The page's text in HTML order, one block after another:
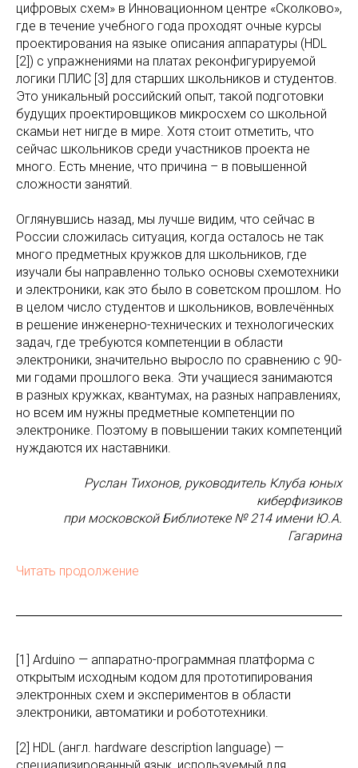
цифровых схем» в Инновационном центре «Сколково»,
где в течение учебного года проходят очные курсы
проектирования на языке описания аппаратуры (HDL
[2]) с упражнениями на платах реконфигурируемой
логики ПЛИС [3] для старших школьников и студентов.
Это уникальный российский опыт, такой подготовки
будущих проектировщиков микросхем со школьной
скамьи нет нигде в мире. Хотя стоит отметить, что
сейчас школьников среди участников проекта не
много. Есть мнение, что причина – в повышенной
сложности занятий.
Оглянувшись назад, мы лучше видим, что сейчас в
России сложилась ситуация, когда осталось не так
много предметных кружков для школьников, где
изучали бы направленно только основы схемотехники
и электроники, как это было в советском прошлом. Но
в целом число студентов и школьников, вовлечённых
в решение инженерно-технических и технологических
задач, где требуются компетенции в области
электроники, значительно выросло по сравнению с 90-
ми годами прошлого века. Эти учащиеся занимаются
в разных кружках, квантумах, на разных направлениях,
но всем им нужны предметные компетенции по
электронике. Поэтому в повышении таких компетенций
нуждаются их наставники.
Руслан Тихонов, руководитель Клуба юных
киберфизиков
при московской Библиотеке № 214 имени Ю.А.
Гагарина
Читать продолжение
[1] Arduino — аппаратно-программная платформа с
открытым исходным кодом для прототипирования
электронных схем и экспериментов в области
электроники, автоматики и робототехники.
[2] HDL (англ. hardware description language) —